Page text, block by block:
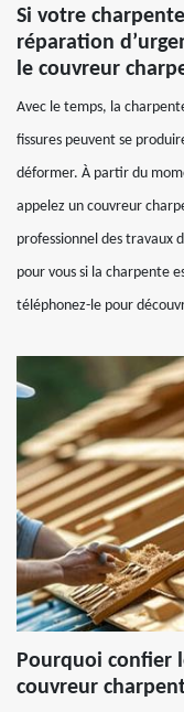
Si votre
réparation
le couvreur
Avec le temps, la
fissures peuvent se
déformer. À partir du
appelez un couvreur
professionnel des travaux
pour vous si la charpente
téléphonez-le pour
Pourquoi confier
couvreur